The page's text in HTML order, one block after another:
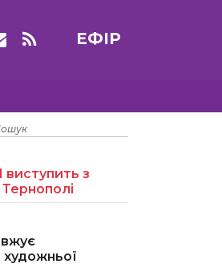
ЕФІР
виступить з
художньої